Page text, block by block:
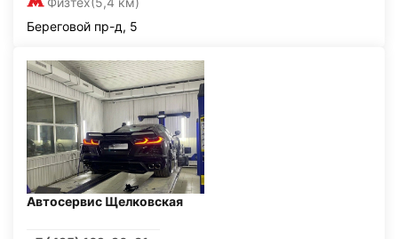
Береговой пр-д, 5
Автосервис Щелковская